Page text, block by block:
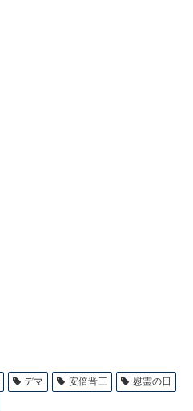
デマ 安倍晋三
慰霊の日